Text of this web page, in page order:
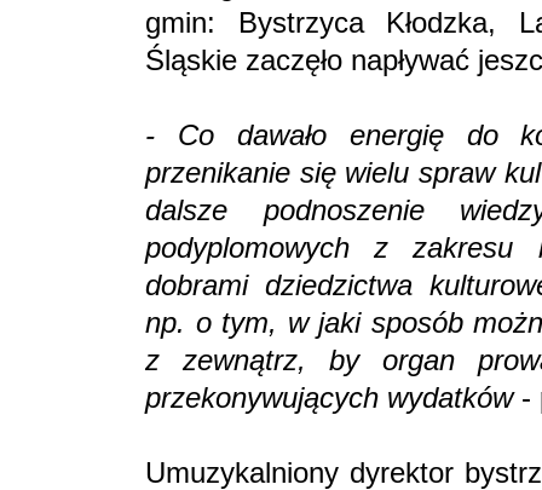
gmin: Bystrzyca Kłodzka,
Śląskie zaczęło napływać
- Co dawało energię do
przenikanie się wielu spraw
dalsze podnoszenie
podyplomowych z zakresu
dobrami dziedzictwa
np. o tym, w jaki sposób
z zewnątrz, by organ
przekonywujących wydatków -
Umuzykalniony dyrektor